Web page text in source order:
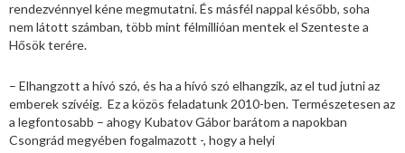
rendezvénnyel kéne megmutatni. És másfél nappal később, soha
nem látott számban, több mint félmillióan mentek el Szenteste a
Hősök terére.
– Elhangzott a hívó szó, és ha a hívó szó elhangzik, az el tud jutni az
emberek szívéig. Ez a közös feladatunk 2010-ben. Természetesen az
a legfontosabb – ahogy Kubatov Gábor barátom a napokban
Csongrád megyében fogalmazott -, hogy a helyi